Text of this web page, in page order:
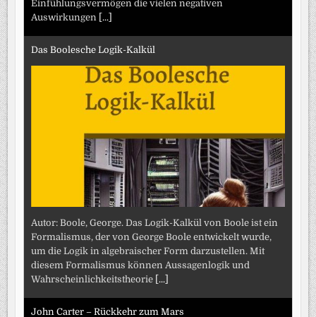
Einfühlungsvermögen die vielen negativen
Auswirkungen [...]
Das Boolesche Logik-Kalkül
Autor: Boole, George. Das Logik-Kalkül von Boole ist ein
Formalismus, der von George Boole entwickelt wurde,
um die Logik in algebraischer Form darzustellen. Mit
diesem Formalismus können Aussagenlogik und
Wahrscheinlichkeitstheorie [...]
John Carter – Rückkehr zum Mars